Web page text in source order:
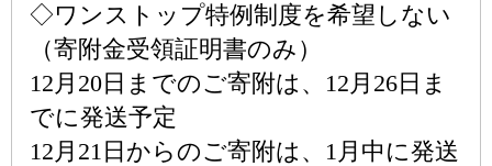
◇ワンストップ特例制度を希望しない
（寄附金受領証明書のみ）
12月20日までのご寄附は、12月26日ま
でに発送予定
12月21日からのご寄附は、1月中に発送